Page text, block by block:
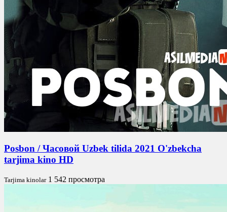
Posbon / Часовой Uzbek tilida 2021 O'zbekcha
tarjima kino HD
Tarjima kinolar 1 542 просмотра